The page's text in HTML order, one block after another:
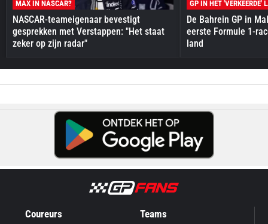
MAX IN NASCAR?
NASCAR-teameigenaar bevestigt
gesprekken met Verstappen: "Het staat
zeker op zijn radar"
GP IN HET 'VERKEERDE'
De Bahrein GP in
eerste Formule 1-
land
Coureurs Teams